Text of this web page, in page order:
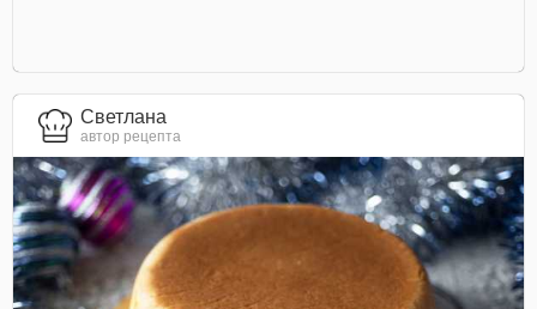
Светлана
автор рецепта